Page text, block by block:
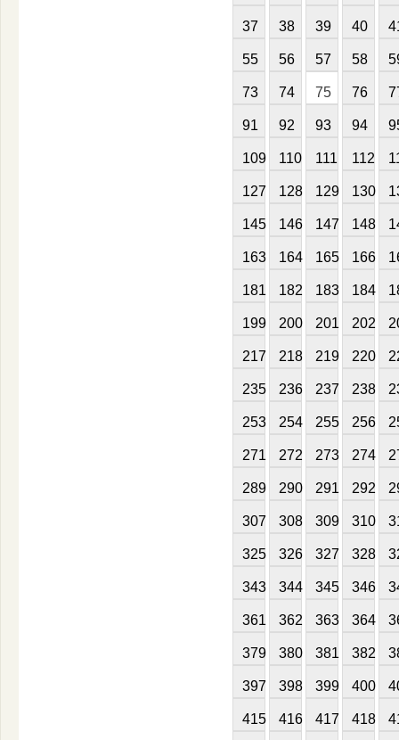
37 38 39 40
55 56 57 58
73 74 75 76
91 92 93 94
109 110 111 112
127 128 129 130
145 146 147 148
163 164 165 166
181 182 183 184
199 200 201 202
217 218 219 220
235 236 237 238
253 254 255 256
271 272 273 274
289 290 291 292
307 308 309 310
325 326 327 328
343 344 345 346
361 362 363 364
379 380 381 382
397 398 399 400
415 416 417 418